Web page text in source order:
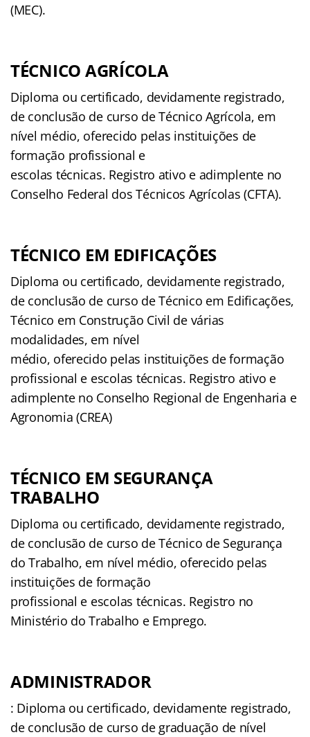
(MEC).
TÉCNICO AGRÍCOLA
Diploma ou certificado, devidamente registrado,
de conclusão de curso de Técnico Agrícola, em
nível médio, oferecido pelas instituições de
formação profissional e
escolas técnicas. Registro ativo e adimplente no
Conselho Federal dos Técnicos Agrícolas (CFTA).
TÉCNICO EM EDIFICAÇÕES
Diploma ou certificado, devidamente registrado,
de conclusão de curso de Técnico em Edificações,
Técnico em Construção Civil de várias
modalidades, em nível
médio, oferecido pelas instituições de formação
profissional e escolas técnicas. Registro ativo e
adimplente no Conselho Regional de Engenharia e
Agronomia (CREA)
TÉCNICO EM SEGURANÇA
TRABALHO
Diploma ou certificado, devidamente registrado,
de conclusão de curso de Técnico de Segurança
do Trabalho, em nível médio, oferecido pelas
instituições de formação
profissional e escolas técnicas. Registro no
Ministério do Trabalho e Emprego.
ADMINISTRADOR
: Diploma ou certificado, devidamente registrado,
de conclusão de curso de graduação de nível